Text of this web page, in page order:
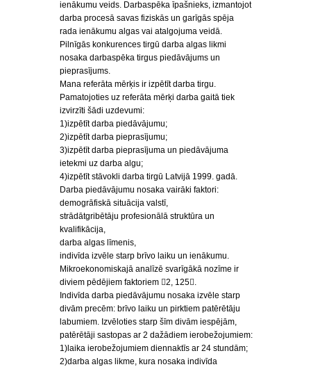
ienākumu veids. Darbaspēka īpašnieks, izmantojot
darba procesā savas fiziskās un garīgās spēja
rada ienākumu algas vai atalgojuma veidā.
Pilnīgās konkurences tirgū darba algas likmi
nosaka darbaspēka tirgus piedāvājums un
pieprasījums.
Mana referāta mērķis ir izpētīt darba tirgu.
Pamatojoties uz referāta mērķi darba gaitā tiek
izvirzīti šādi uzdevumi:
1)izpētīt darba piedāvājumu;
2)izpētīt darba pieprasījumu;
3)izpētīt darba pieprasījuma un piedāvājuma
ietekmi uz darba algu;
4)izpētīt stāvokli darba tirgū Latvijā 1999. gadā.
Darba piedāvājumu nosaka vairāki faktori:
demogrāfiskā situācija valstī,
strādātgribētāju profesionālā struktūra un
kvalifikācija,
darba algas līmenis,
indivīda izvēle starp brīvo laiku un ienākumu.
Mikroekonomiskajā analīzē svarīgākā nozīme ir
diviem pēdējiem faktoriem 2, 125.
Indivīda darba piedāvājumu nosaka izvēle starp
divām precēm: brīvo laiku un pirktiem patērētāju
labumiem. Izvēloties starp šīm divām iespējām,
patērētāji sastopas ar 2 dažādiem ierobežojumiem:
1)laika ierobežojumiem diennaktīs ar 24 stundām;
2)darba algas likme, kura nosaka indivīda